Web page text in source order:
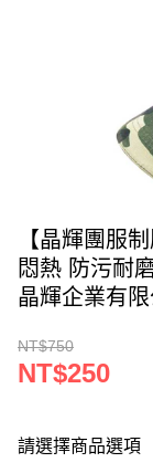
【晶輝團服
悶熱 防污耐
晶輝企業有限
NT$750
NT$250
請選擇商品選項